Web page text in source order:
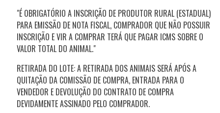
"É OBRIGATÓRIO A INSCRIÇÃO DE PRODUTOR RURAL (ESTADUAL)
PARA EMISSÃO DE NOTA FISCAL, COMPRADOR QUE NÃO POSSUIR
INSCRIÇÃO E VIR A COMPRAR TERÁ QUE PAGAR ICMS SOBRE O
VALOR TOTAL DO ANIMAL."
RETIRADA DO LOTE: A RETIRADA DOS ANIMAIS SERÁ APÓS A
QUITAÇÃO DA COMISSÃO DE COMPRA, ENTRADA PARA O
VENDEDOR E DEVOLUÇÃO DO CONTRATO DE COMPRA
DEVIDAMENTE ASSINADO PELO COMPRADOR.